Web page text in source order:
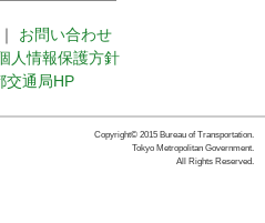
｜
お問い合わせ
人情報保護方針
交通局HP
Copyright© 2015 Bureau of Transportation.
Tokyo Metropolitan Government.
All Rights Reserved.